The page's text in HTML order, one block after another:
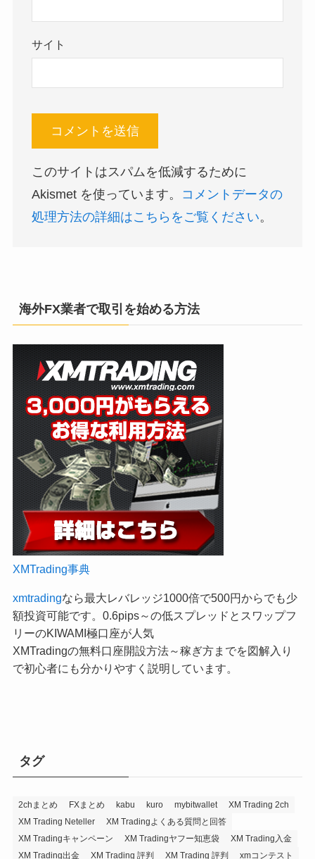
サイト
このサイトはスパムを低減するために
Akismet を使っています。
コメントデータの
処理方法の詳細はこちらをご覧ください。
海外FX業者で取引を始める方法
XMTrading事典
xmtradingなら最大レバレッジ1000倍で500円からでも少
額投資可能です。0.6pips～の低スプレッドとスワップフ
リーのKIWAMI極口座が人気
XMTradingの無料口座開設方法～稼ぎ方までを図解入り
で初心者にも分かりやすく説明しています。
タグ
2chまとめ FXまとめ kabu kuro mybitwallet
XM Trading 2ch
XM Trading Neteller
XM Tradingよくある質問と回答
XM Tradingキャンペーン
XM Tradingヤフー知恵袋
XM Trading入金
XM Trading出金
XM Trading 評判 XM Trading 評判 xmコンテスト